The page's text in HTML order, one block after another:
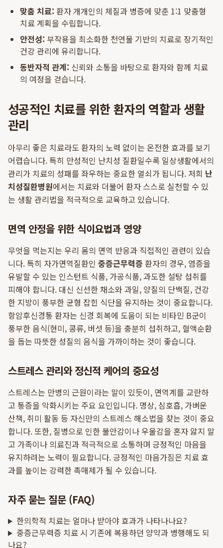
맞춤 치료: 환자 개개인의 체질과 병증에 맞춘 1:1 맞춤형
치료 계획을 수립합니다.
안전성: 부작용을 최소화한 천연물 기반의 치료로 장기적인
건강 관리에 유리합니다.
동반자적 관계: 신뢰와 소통을 바탕으로 환자와 함께 치료
의 여정을 걷습니다.
성공적인 치료를 위한 환자의 역할과 생활
관리
아무리 좋은 치료라도 환자의 노력 없이는 온전한 효과를 보기
어렵습니다. 특히 만성적인 난치성 질환일수록 일상생활에서의
관리가 치료의 성패를 좌우하는 중요한 열쇠가 됩니다. 저희 난
치성질환병원에서는 치료와 더불어 환자 스스로 실천할 수 있
는 생활 관리법을 적극적으로 교육하고 있습니다.
면역 안정을 위한 식이요법과 영양
무엇을 먹는지는 우리 몸의 면역 반응과 직접적인 관련이 있습
니다. 특히 자가면역질환인 중증근무력증 환자의 경우, 염증을
유발할 수 있는 인스턴트 식품, 가공식품, 과도한 설탕 섭취를
피해야 합니다. 대신 신선한 채소와 과일, 양질의 단백질, 건강
한 지방이 풍부한 균형 잡힌 식단을 유지하는 것이 중요합니다.
항암후신경통 환자는 신경 회복에 도움이 되는 비타민 B군이
풍부한 음식(현미, 콩류, 버섯 등)을 충분히 섭취하고, 혈액순환
을 돕는 따뜻한 성질의 음식을 가까이하는 것이 좋습니다.
스트레스 관리와 정신적 케어의 중요성
스트레스는 만병의 근원이라는 말이 있듯이, 면역계를 교란하
고 통증을 악화시키는 주요 요인입니다. 명상, 심호흡, 가벼운
산책, 취미 활동 등 자신만의 스트레스 해소법을 찾는 것이 중요
합니다. 또한, 질병으로 인한 불안감이나 우울감을 혼자 앓지 말
고 가족이나 의료진과 적극적으로 소통하며 긍정적인 마음을
유지하려는 노력이 필요합니다. 긍정적인 마음가짐은 치료 효
과를 높이는 강력한 촉매제가 될 수 있습니다.
자주 묻는 질문 (FAQ)
한의학적 치료는 얼마나 받아야 효과가 나타나나요?
중증근무력증 치료 시 기존에 복용하던 양약과 병행해도 되
나요?